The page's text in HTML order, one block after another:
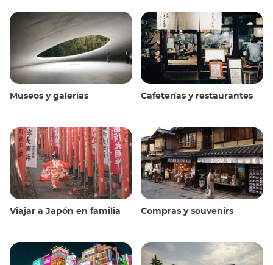
Museos y galerías Cafeterías y restaurantes
Viajar a Japón en familia Compras y souvenirs